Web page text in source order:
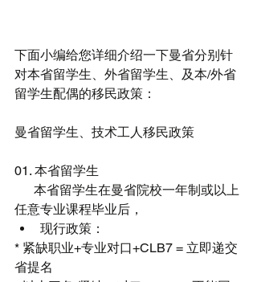
下面小编给您详细介绍一下曼省分别针
对本省留学生、外省留学生、及本/外省
留学生配偶的移民政策：
曼省留学生、技术工人移民政策
01. 本省留学生
任意专业课程毕业后，
现行政策：
* 紧缺职业+专业对口+CLB7 = 立即递交
省提名